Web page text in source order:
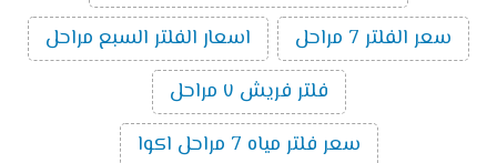
سعر الفلتر 7 مراحل
اسعار الفلتر السبع مراحل
فلتر فريش ٧ مراحل
سعر فلتر مياه 7 مراحل اكوا